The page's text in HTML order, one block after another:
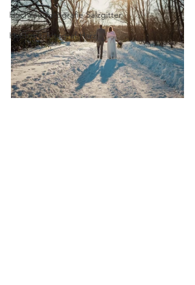
Hochzeitsfotografie Salzgitter
Hochzeitsfotograf Harz